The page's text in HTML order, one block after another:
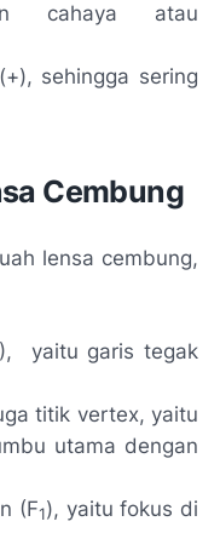
cahaya atau
sehingga sering
Cembung
lensa cembung,
yaitu garis tegak
titik vertex, yaitu
utama dengan
(F1), yaitu fokus di